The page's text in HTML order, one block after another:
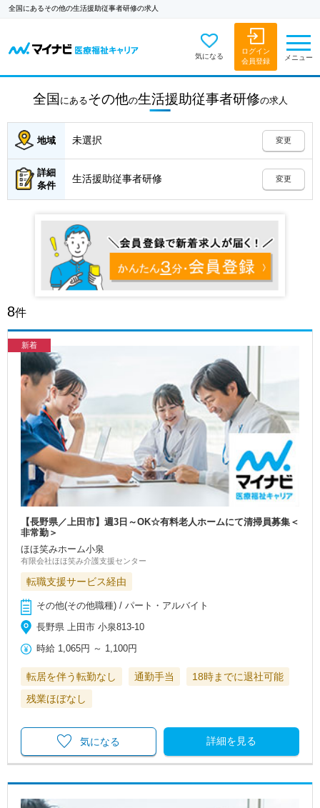
全国にあるその他の生活援助従事者研修の求人
気になる
ログイン
会員登録
メニュー
全国 にあるその他の生活援助従事者研修の求人
地域 未選択 変更
詳細
条件
生活援助従事者研修 変更
8件
新着
【長野県／上田市】週3日～OK☆有料老人ホームにて清掃員募集＜
非常勤＞
ほほ笑みホーム小泉
有限会社ほほ笑み介護支援センター
転職支援サービス経由
その他(その他職種) / パート・アルバイト
長野県 上田市 小泉813-10
時給 1,065円 ～ 1,100円
転居を伴う転勤なし 通勤手当
18時までに退社可能
残業ほぼなし
詳細を見る
気になる